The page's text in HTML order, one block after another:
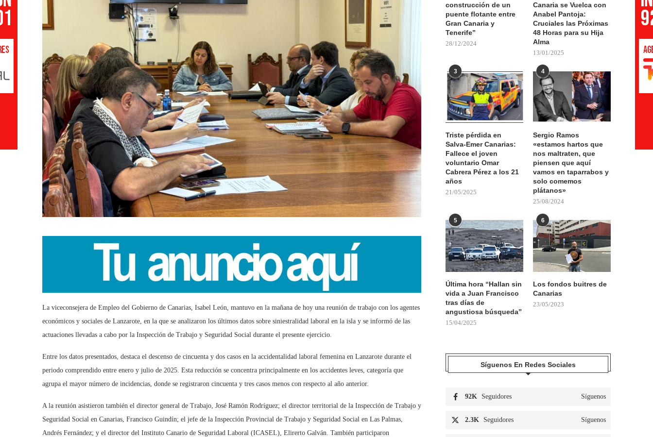
La viceconsejera de Empleo del Gobierno de Canarias, Isabel León, mantuvo en la mañana de hoy una reunión de trabajo con los agentes
económicos y sociales de Lanzarote, en la que se analizaron los últimos datos sobre siniestralidad laboral en la isla y se informó de las
actuaciones llevadas a cabo por la Inspección de Trabajo y Seguridad Social durante el presente ejercicio.
Entre los datos presentados, destaca el descenso de cincuenta y dos casos en la accidentalidad laboral femenina en Lanzarote durante el
periodo comprendido entre enero y julio de 2025. Esta reducción se concentra principalmente en los accidentes leves, categoría que
agrupa el mayor número de incidencias, donde se registraron cincuenta y tres casos menos con respecto al año anterior.
A la reunión asistieron también el director general de Trabajo, José Ramón Rodríguez; el director territorial de la Inspección de Trabajo y
Seguridad Social en Canarias, Francisco Guindín; el jefe de la Inspección Provincial de Trabajo y Seguridad Social en Las Palmas,
Andrés Fernández; y el director del Instituto Canario de Seguridad Laboral (ICASEL), Elirerto Galván. También participaron
construcción de un
puente flotante entre
Gran Canaria y
Tenerife”
28/12/2024
Canaria se Vuelca con
Anabel Pantoja:
Cruciales las Próximas
48 Horas para su Hija
Alma
13/01/2025
3
Triste pérdida en
Salva-Emer Canarias:
Fallece el joven
voluntario Omar
Cabrera Pérez a los 21
años
21/05/2025
4
Sergio Ramos
«estamos hartos que
nos maltraten, que
piensen que aquí
vamos en taparrabos y
solo comemos
plátanos»
25/08/2024
5
Última hora “Hallan sin
vida a Juan Francisco
tras días de
angustiosa búsqueda”
15/04/2025
6
Los fondos buitres de
Canarias
23/05/2023
Síguenos En Redes Sociales
92K Seguidores Síguenos
2.3K Seguidores Síguenos